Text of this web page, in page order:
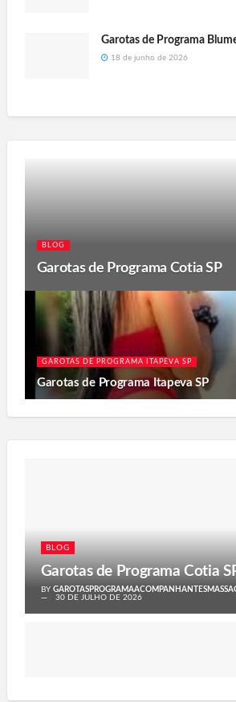
Garotas de Programa
18 de junho de 2026
BLOG
Garotas de Programa Cotia SP
GAROTAS DE PROGRAMA ITAPEVA SP
Garotas de Programa Itapeva SP
BLOG
Garotas de Programa Cotia
BY
30 DE JULHO DE 2026